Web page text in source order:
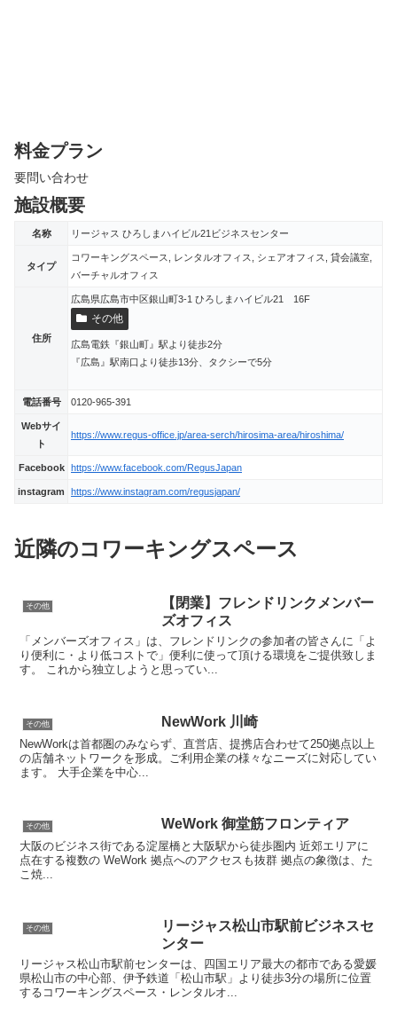
料金プラン
要問い合わせ
施設概要
名称 リージャス ひろしまハイビル21ビジネスセンター
タイプ
コワーキングスペース, レンタルオフィス, シェアオフィス, 貸会議室,
バーチャルオフィス
住所
広島県広島市中区銀山町3-1 ひろしまハイビル21 16F
その他
広島電鉄『銀山町』駅より徒歩2分
『広島』駅南口より徒歩13分、タクシーで5分
電話番号 0120-965-391
Webサイ
ト
https://www.regus-office.jp/area-serch/hirosima-area/hiroshima/
Facebook https://www.facebook.com/RegusJapan
instagram https://www.instagram.com/regusjapan/
近隣のコワーキングスペース
その他
【閉業】フレンドリンクメンバー
ズオフィス
「メンバーズオフィス」は、フレンドリンクの参加者の皆さんに「よ
り便利に・より低コストで」便利に使って頂ける環境をご提供致しま
す。 これから独立しようと思ってい...
その他 NewWork 川崎
NewWorkは首都圏のみならず、直営店、提携店合わせて250拠点以上
の店舗ネットワークを形成。ご利用企業の様々なニーズに対応してい
ます。 大手企業を中心...
その他 WeWork 御堂筋フロンティア
大阪のビジネス街である淀屋橋と大阪駅から徒歩圏内 近郊エリアに
点在する複数の WeWork 拠点へのアクセスも抜群 拠点の象徴は、た
こ焼...
その他
リージャス松山市駅前ビジネスセ
ンター
リージャス松山市駅前センターは、四国エリア最大の都市である愛媛
県松山市の中心部、伊予鉄道「松山市駅」より徒歩3分の場所に位置
するコワーキングスペース・レンタルオ...